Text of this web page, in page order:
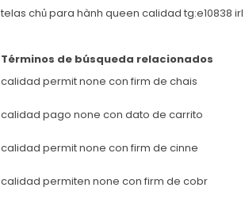
telas chủ para hành queen calidad tg:e10838 irl
Términos de búsqueda relacionados
calidad permit none con firm de chais
calidad pago none con dato de carrito
calidad permit none con firm de cinne
calidad permiten none con firm de cobr